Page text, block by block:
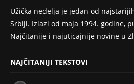
Užička nedelja je jedan od
Srbiji. Izlazi od maja 1994. godine,
Najčitanije i najuticajnije novine u
NAJČITANIJI TEKSTOVI